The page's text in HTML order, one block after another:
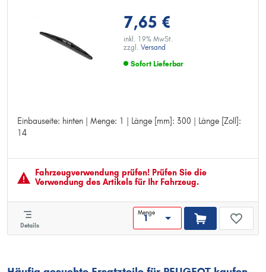
7,65 €
inkl. 19% MwSt.
zzgl. Versand
Sofort Lieferbar
Einbauseite: hinten | Menge: 1 | Länge [mm]: 300 | Länge [Zoll]:
14
Einbauseite: hinten
Menge: 1
Länge [Zoll]: 14
Fahrzeugver­wendung prüfen! Prüfen Sie die
Verwendung des Artikels für Ihr Fahrzeug.
Details
Menge